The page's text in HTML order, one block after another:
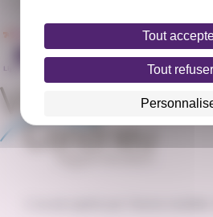
Tout
Tout refuser